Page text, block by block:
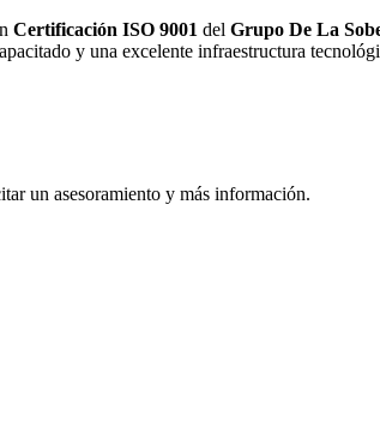
Certificación ISO 9001 del Grupo De La
y una excelente infraestructura
un asesoramiento y más información.